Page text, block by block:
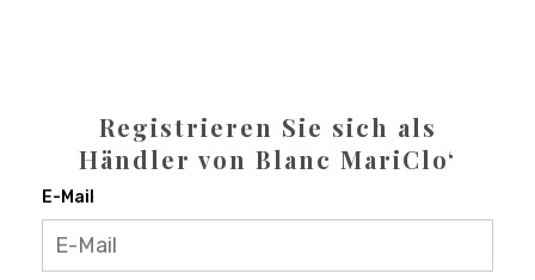
Registrieren Sie sich als
Händler von Blanc MariClo‘
E-Mail